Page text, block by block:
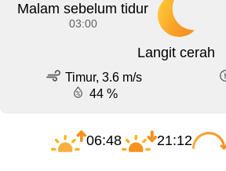
Malam sebelum tidur
03:00
Langit cerah
Timur, 3.6 m/s
44 %
06:48 21:12